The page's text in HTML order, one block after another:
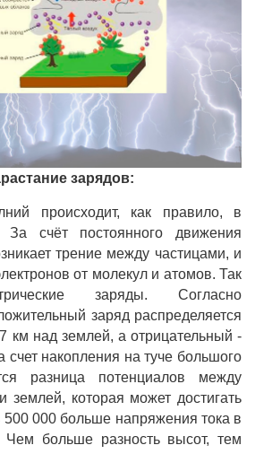
зарядов:
происходит, как правило, в
За счёт постоянного движения
трение между частицами, и
от молекул и атомов. Так
заряды. Согласно
заряд распределяется
км над землей, а отрицательный -
счет накопления на туче большого
разница потенциалов между
землей, которая может достигать
500 000 больше напряжения тока в
Чем больше разность высот, тем